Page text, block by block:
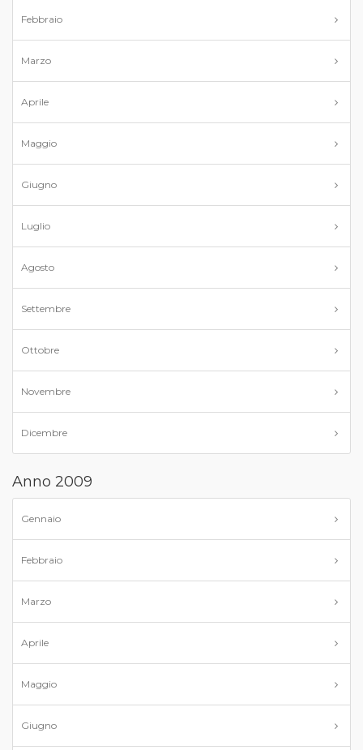
Febbraio
Marzo
Aprile
Maggio
Giugno
Luglio
Agosto
Settembre
Ottobre
Novembre
Dicembre
Anno 2009
Gennaio
Febbraio
Marzo
Aprile
Maggio
Giugno